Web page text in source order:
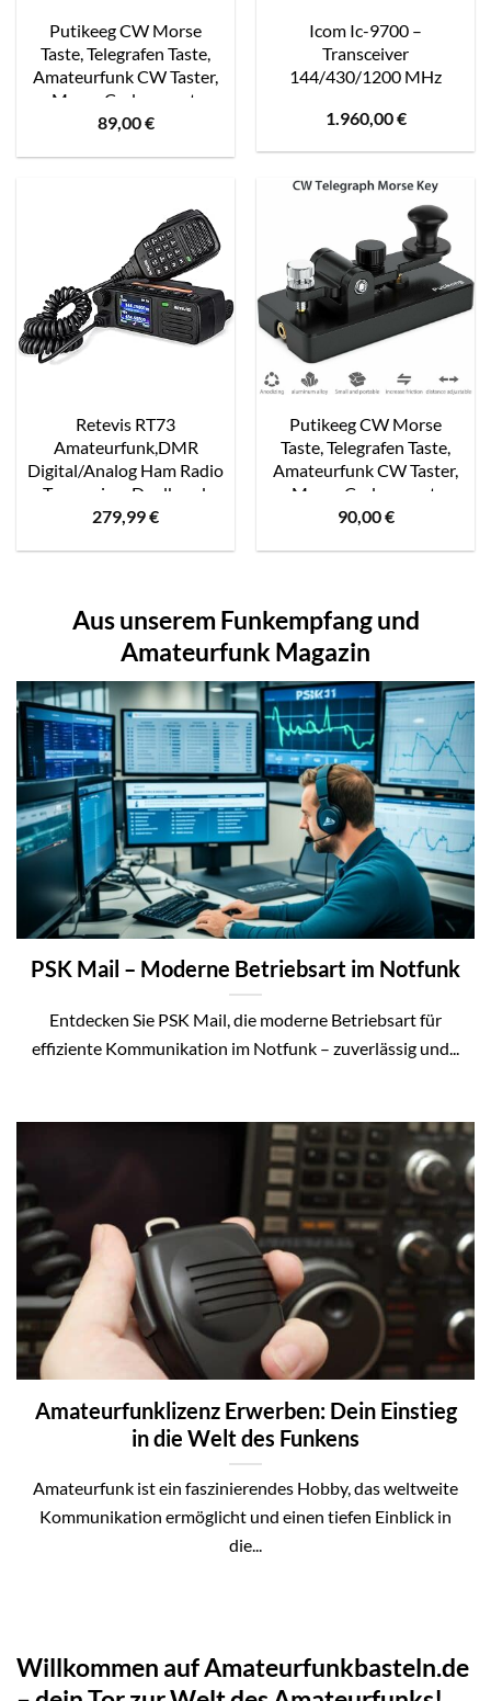
Putikeeg CW Morse
Taste, Telegrafen Taste,
Amateurfunk CW Taster,
Morse Code geraet,
Telegramm Tastatur,
89,00€
Icom Ic-9700 –
Transceiver
144/430/1200 MHz
1.960,00€
Retevis RT73
Amateurfunk,DMR
Digital/Analog Ham Radio
Transceiver,Dualband,
20W, 4000 Kanäle, 300K
Wettbewerb Ausflug
279,99€
Putikeeg CW Morse
Taste, Telegrafen Taste,
Amateurfunk CW Taster,
Morse Code geraet,
Telegrammtastatur,
90,00€
Aus unserem Funkempfang und
Amateurfunk Magazin
PSK Mail – Moderne Betriebsart im Notfunk
Entdecken Sie PSK Mail, die moderne Betriebsart für
effiziente Kommunikation im Notfunk – zuverlässig und...
Amateurfunklizenz Erwerben: Dein Einstieg
in die Welt des Funkens
Amateurfunk ist ein faszinierendes Hobby, das weltweite
Kommunikation ermöglicht und einen tiefen Einblick in
die...
Willkommen auf Amateurfunkbasteln.de